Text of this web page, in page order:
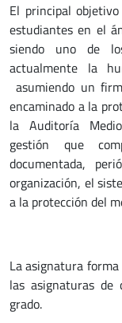
El principal
estudiantes en el
siendo uno de
actualmente la
asumiendo un
encaminado a la
la Auditoría
gestión que
documentada,
organización, el
a la protección del
La asignatura
las asignaturas de
grado.